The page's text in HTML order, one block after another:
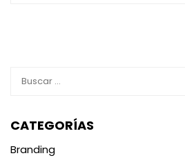
CATEGORÍAS
Branding